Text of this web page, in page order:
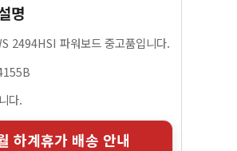
명
2494HSI 파워보드 중고품입니다.
다.
하계휴가 배송 안내